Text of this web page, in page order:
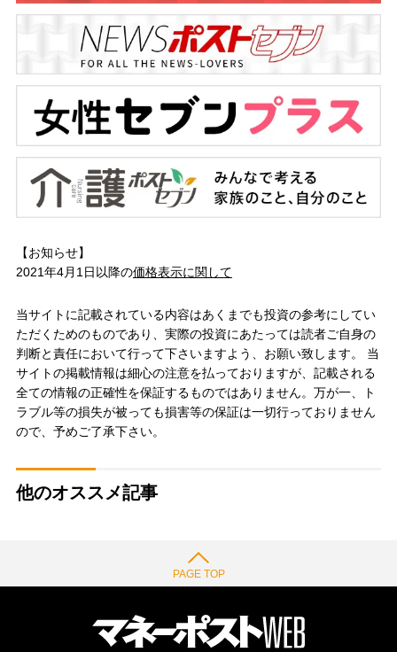
【お知らせ】
2021年4月1日以降の価格表示に関して
当サイトに記載されている内容はあくまでも投資の参考にしてい
ただくためのものであり、実際の投資にあたっては読者ご自身の
判断と責任において行って下さいますよう、お願い致します。 当
サイトの掲載情報は細心の注意を払っておりますが、記載される
全ての情報の正確性を保証するものではありません。万が一、ト
ラブル等の損失が被っても損害等の保証は一切行っておりません
ので、予めご了承下さい。
他のオススメ記事
PAGE TOP